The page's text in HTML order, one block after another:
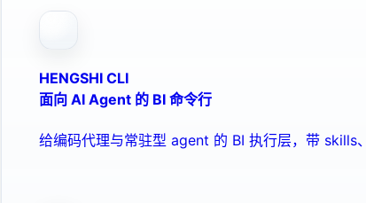
HENGSHI CLI
面向 AI Agent 的 BI 命令行
给编码代理与常驻型 agent 的 BI 执行层，带 skills